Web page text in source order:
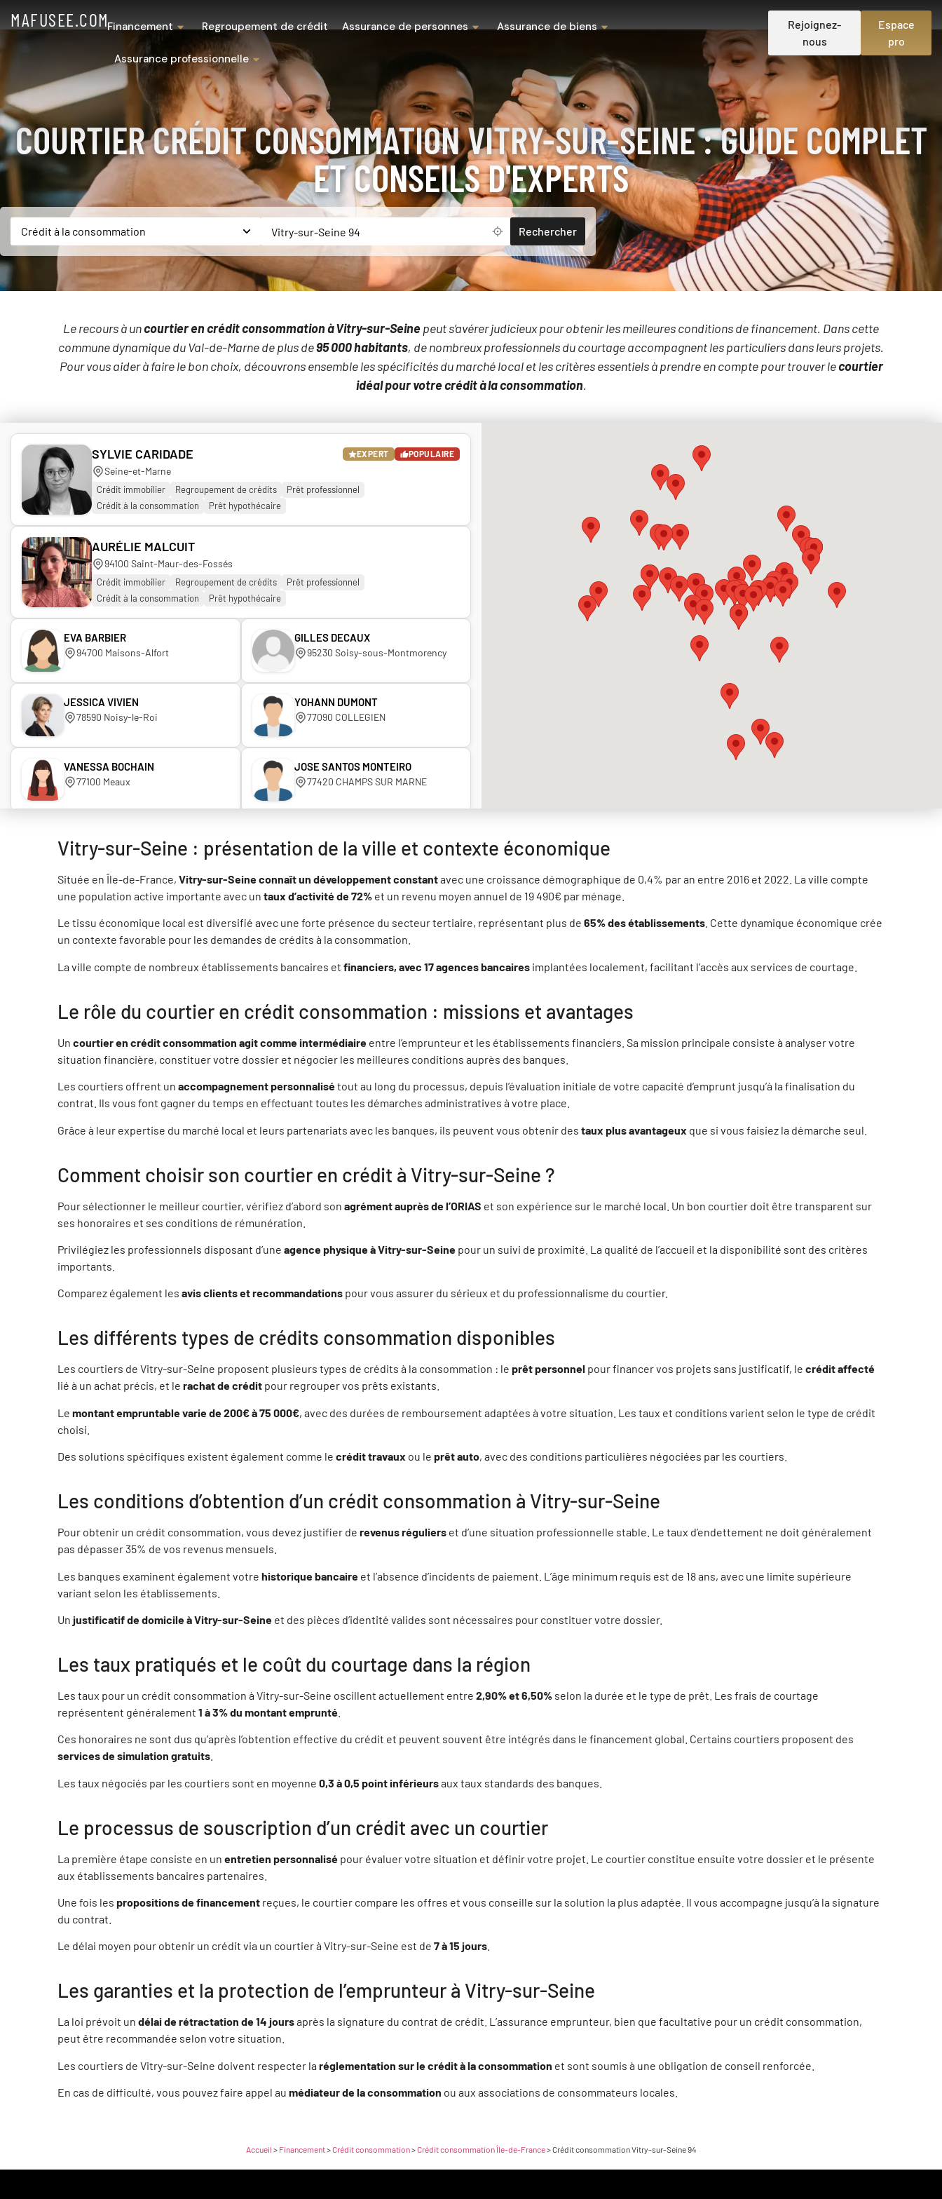
MAFUSEE.COMFinancement Regroupement de crédit Assurance de personnes Assurance de biens
Assurance professionnelle
Rejoignez-
nous
Espace
pro
COURTIER CRÉDIT CONSOMMATION VITRY-SUR-SEINE : GUIDE COMPLET
ET CONSEILS D'EXPERTS
Rechercher
Le recours à uncourtier en crédit consommation à Vitry-sur-Seinepeut s’avérer judicieux pour obtenir les meilleures conditions de financement. Dans cette
commune dynamique du Val-de-Marne de plus de95 000 habitants, de nombreux professionnels du courtage accompagnent les particuliers dans leurs projets.
Pour vous aider à faire le bon choix, découvrons ensemble les spécificités du marché local et les critères essentiels à prendre en compte pour trouver lecourtier
idéal pour votre crédit à la consommation.
SYLVIE CARIDADE EXPERT POPULAIRE
Seine-et-Marne
Crédit immobilier Regroupement de crédits
Prêt professionnel
Crédit à la consommation
Prêt hypothécaire
AURÉLIE MALCUIT
94100 Saint-Maur-des-Fossés
Crédit immobilier Regroupement de crédits
Prêt professionnel
Crédit à la consommation
Prêt hypothécaire
EVA BARBIER
94700 Maisons-Alfort
GILLES DECAUX
95230 Soisy-sous-Montmorency
JESSICA VIVIEN
78590 Noisy-le-Roi
YOHANN DUMONT
77090 COLLEGIEN
VANESSA BOCHAIN
77100 Meaux
JOSE SANTOS MONTEIRO
77420 CHAMPS SUR MARNE
77340 PONTAULT COMBAULT 93160 Noisy-le-Grand
CHRISTIAN BONENFANT CHRISTOPHE MARTINS
77100 Meaux 77600 Chanteloup-en-Brie
Meaux 77185 Lognes
MARKOS NICOLAS AMBRAISSE
77186 NOISEL
SAMY GLUZMAN
95150 TAVERNY
94130 Nogent sur marne 77126 Penchard
FREDERIC CHAUVRY
60500 Chantilly Paris 11, Paris
AMEL AZZOUZI RUDY AVRIL
JOELLE CANINI
77920 Samois sur seine
EVIN TAMUR
77176 Savigny-le-Temple 77500 Chelles
MICHEL PUL
77600 CHANTELOUP EN BRIE
MOUNDIR GUEDIRA
77700 SERRIS 77340 Pontault-Combault
JEAN-FRANCOIS BONNIEC REMI TOUQUOY
KRISSY SWEETLOVE SEBASTIEN SALOMON
DAVID BENCHIMOL
92200 Neuilly-sur-Seine
CLAUDIA TAVARES DA MOURA
JEAN-CHARLES CATTENOZ
92200 Neuilly-sur-Seine 95200 Sarcelles
JOELLE BIGOTTEAU YOURI SAMBA IGNALIAMOKO
95280 Jouy-le-Moutier 77700 COUPVRAY
Vitry-sur-Seine : présentation de la ville et contexte économique
Située en Île-de-France, Vitry-sur-Seine connaît un développement constantavec une croissance démographique de 0,4% par an entre 2016 et 2022. La ville compte
une population active importante avec un taux d’activité de 72% et un revenu moyen annuel de 19 490€ par ménage.
Le tissu économique local est diversifié avec une forte présence du secteur tertiaire, représentant plus de 65% des établissements . Cette dynamique économique crée
un contexte favorable pour les demandes de crédits à la consommation.
La ville compte de nombreux établissements bancaires et financiers, avec 17 agences bancaires implantées localement, facilitant l’accès aux services de courtage.
Le rôle du courtier en crédit consommation : missions et avantages
Un courtier en crédit consommation agit comme intermédiaire entre l’emprunteur et les établissements financiers. Sa mission principale consiste à analyser votre
situation financière, constituer votre dossier et négocier les meilleures conditions auprès des banques.
Les courtiers offrent un accompagnement personnalisétout au long du processus, depuis l’évaluation initiale de votre capacité d’emprunt jusqu’à la finalisation du
contrat. Ils vous font gagner du temps en effectuant toutes les démarches administratives à votre place.
Grâce à leur expertise du marché local et leurs partenariats avec les banques, ils peuvent vous obtenir des taux plus avantageux que si vous faisiez la démarche seul.
Comment choisir son courtier en crédit à Vitry-sur-Seine ?
Pour sélectionner le meilleur courtier, vérifiez d’abord son agrément auprès de l’ORIAS et son expérience sur le marché local. Un bon courtier doit être transparent sur
ses honoraires et ses conditions de rémunération.
Privilégiez les professionnels disposant d’une agence physique à Vitry-sur-Seine pour un suivi de proximité. La qualité de l’accueil et la disponibilité sont des critères
importants.
Comparez également les avis clients et recommandations pour vous assurer du sérieux et du professionnalisme du courtier.
Les différents types de crédits consommation disponibles
Les courtiers de Vitry-sur-Seine proposent plusieurs types de crédits à la consommation : le prêt personnel pour financer vos projets sans justificatif, le crédit affecté
lié à un achat précis, et le rachat de crédit pour regrouper vos prêts existants.
Le montant empruntable varie de 200€ à 75 000€, avec des durées de remboursement adaptées à votre situation. Les taux et conditions varient selon le type de crédit
choisi.
Des solutions spécifiques existent également comme le crédit travaux ou le prêt auto, avec des conditions particulières négociées par les courtiers.
Les conditions d’obtention d’un crédit consommation à Vitry-sur-Seine
Pour obtenir un crédit consommation, vous devez justifier de revenus réguliers et d’une situation professionnelle stable. Le taux d’endettement ne doit généralement
pas dépasser 35% de vos revenus mensuels.
Les banques examinent également votre historique bancaire et l’absence d’incidents de paiement. L’âge minimum requis est de 18 ans, avec une limite supérieure
variant selon les établissements.
Un justificatif de domicile à Vitry-sur-Seine et des pièces d’identité valides sont nécessaires pour constituer votre dossier.
Les taux pratiqués et le coût du courtage dans la région
Les taux pour un crédit consommation à Vitry-sur-Seine oscillent actuellement entre 2,90% et 6,50% selon la durée et le type de prêt. Les frais de courtage
représentent généralement 1 à 3% du montant emprunté
Ces honoraires ne sont dus qu’après l’obtention effective du crédit et peuvent souvent être intégrés dans le financement global. Certains courtiers proposent des
services de simulation gratuits
Les taux négociés par les courtiers sont en moyenne 0,3 à 0,5 point inférieursaux taux standards des banques.
Le processus de souscription d’un crédit avec un courtier
La première étape consiste en un entretien personnalisé pour évaluer votre situation et définir votre projet. Le courtier constitue ensuite votre dossier et le présente
aux établissements bancaires partenaires.
Une fois les propositions de financement reçues, le courtier compare les offres et vous conseille sur la solution la plus adaptée. Il vous accompagne jusqu’à la signature
du contrat.
Le délai moyen pour obtenir un crédit via un courtier à Vitry-sur-Seine est de 7 à 15 jours
Les garanties et la protection de l’emprunteur à Vitry-sur-Seine
La loi prévoit un délai de rétractation de 14 joursaprès la signature du contrat de crédit. L’assurance emprunteur, bien que facultative pour un crédit consommation,
peut être recommandée selon votre situation.
Les courtiers de Vitry-sur-Seine doivent respecter la réglementation sur le crédit à la consommation et sont soumis à une obligation de conseil renforcée.
En cas de difficulté, vous pouvez faire appel au médiateur de la consommation ou aux associations de consommateurs locales.
Accueil > Financement>Crédit consommation>Crédit consommation Île-de-France>Crédit consommation Vitry-sur-Seine 94